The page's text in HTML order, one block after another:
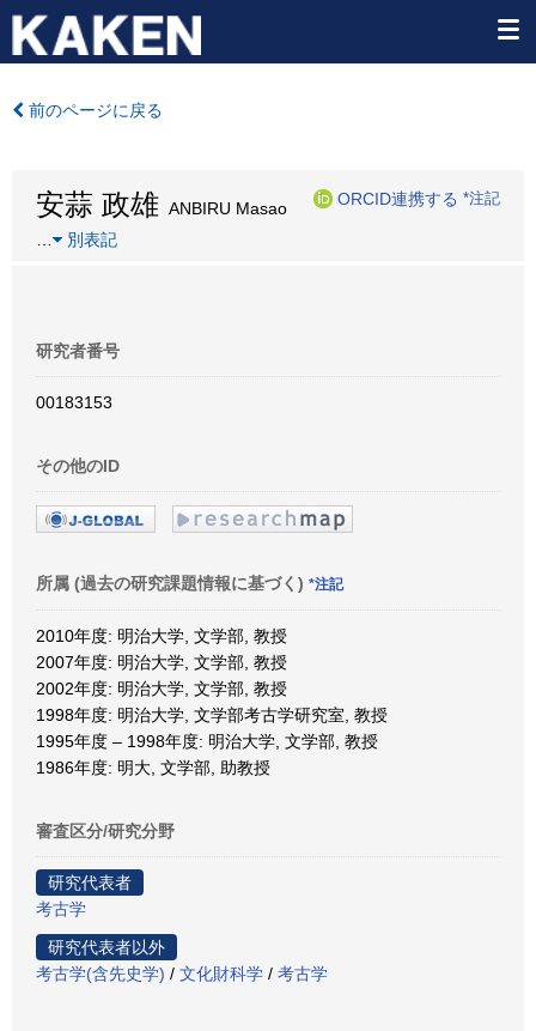
前のページに戻る
安蒜 政雄 ANBIRU Masao
ORCID連携する *注記
別表記
研究者番号
00183153
その他のID
所属 (過去の研究課題情報に基づく) *注記
2010年度: 明治大学, 文学部, 教授
2007年度: 明治大学, 文学部, 教授
2002年度: 明治大学, 文学部, 教授
1998年度: 明治大学, 文学部考古学研究室, 教授
1995年度 – 1998年度: 明治大学, 文学部, 教授
1986年度: 明大, 文学部, 助教授
審査区分/研究分野
研究代表者
考古学
研究代表者以外
考古学(含先史学) / 文化財科学 / 考古学